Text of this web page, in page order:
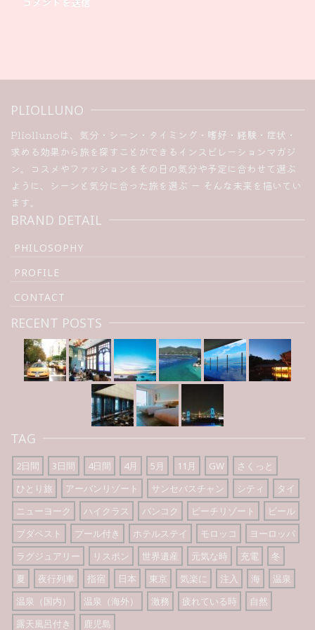
PLIOLLUNO
Pliollunoは、気分・シーン・タイミング・嗜好・経験・症状・
求める効果から旅を探すことができるインスピレーションマガジ
ン。コスメやファッションをその日の気分や予定に合わせて選ぶ
ように、シーンと気分に合った旅を選ぶ ー そんな未来を描いてい
ます。
BRAND DETAIL
PHILOSOPHY
PROFILE
CONTACT
RECENT POSTS
TAG
2日間 3日間 4日間 4月 5月 11月 GW
さくっと
ひとり旅
アーバンリゾート サンセバスチャン シティ
タイ
ニューヨーク
ハイクラス バンコク ビーチリゾート
ビール
ブダペスト
プール付き ホテルステイ モロッコ
ヨーロッパ
ラグジュアリー
リスボン 世界遺産 元気な時 充電
冬
夏
夜行列車 指宿 日本 東京 気楽に 注入 海
温泉
温泉（国内）
温泉（海外） 激務 疲れている時
自然
露天風呂付き
鹿児島